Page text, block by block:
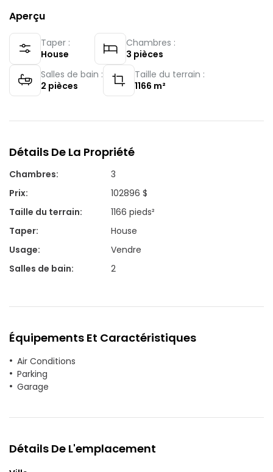
Aperçu
Taper :
House
Chambres :
3 pièces
Salles de bain :
2 pièces
Taille du terrain :
1166 m²
Détails De La Propriété
Chambres:
3
Prix:
102896 $
Taille du terrain:
1166 pieds²
Taper:
House
Usage:
Vendre
Salles de bain: 2
Équipements Et Caractéristiques
Air Conditions
Parking
Garage
Détails De L'emplacement